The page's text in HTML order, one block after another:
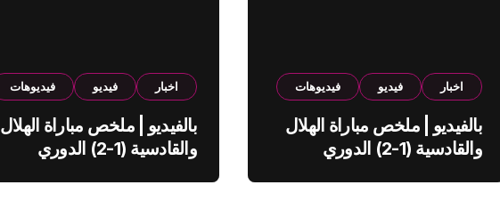
اخبار فيديو فيديوهات
بالفيديو | ملخص مباراة الهلال
والقادسية (1-2) الدوري
اخبار فيديو فيديوهات
بالفيديو | ملخص مباراة الهلال
والقادسية (1-2) الدوري